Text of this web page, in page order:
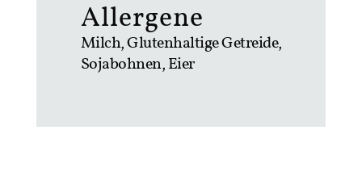
Allergene
Milch, Glutenhaltige Getreide,
Sojabohnen, Eier